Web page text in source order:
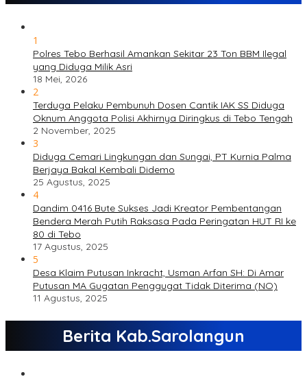
1
Polres Tebo Berhasil Amankan Sekitar 23 Ton BBM Ilegal
yang Diduga Milik Asri
18 Mei, 2026
2
Terduga Pelaku Pembunuh Dosen Cantik IAK SS Diduga
Oknum Anggota Polisi Akhirnya Diringkus di Tebo Tengah
2 November, 2025
3
Diduga Cemari Lingkungan dan Sungai, PT Kurnia Palma
Berjaya Bakal Kembali Didemo
25 Agustus, 2025
4
Dandim 0416 Bute Sukses Jadi Kreator Pembentangan
Bendera Merah Putih Raksasa Pada Peringatan HUT RI ke
80 di Tebo
17 Agustus, 2025
5
Desa Klaim Putusan Inkracht, Usman Arfan SH: Di Amar
Putusan MA Gugatan Penggugat Tidak Diterima (NO)
11 Agustus, 2025
Berita Kab.Sarolangun